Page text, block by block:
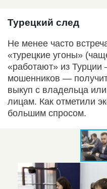
Турецкий след
Не менее часто
«турецкие угоны»
«работают» из
мошенников —
выкуп с владельца
лицам. Как отметили
большим спросом.